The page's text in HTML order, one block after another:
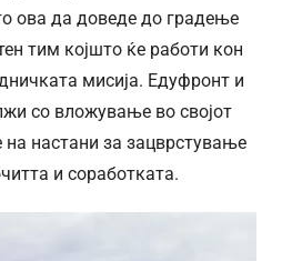
ова да доведе до градење
тим којшто ќе работи кон
мисија. Едуфронт и
со вложување во својот
настани за зацврстување
и соработката.